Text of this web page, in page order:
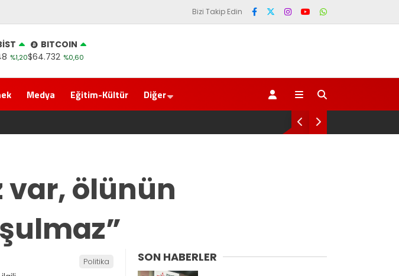
Bizi Takip Edin
%1,20
BITCOIN
$64.732 %0,60
Medya Eğitim-Kültür Diğer
‘Çerçeve yasa’ kanun teklifi Adalet Komisyonu’ndan geçti
var, ölünün
Politika SON HABERLER